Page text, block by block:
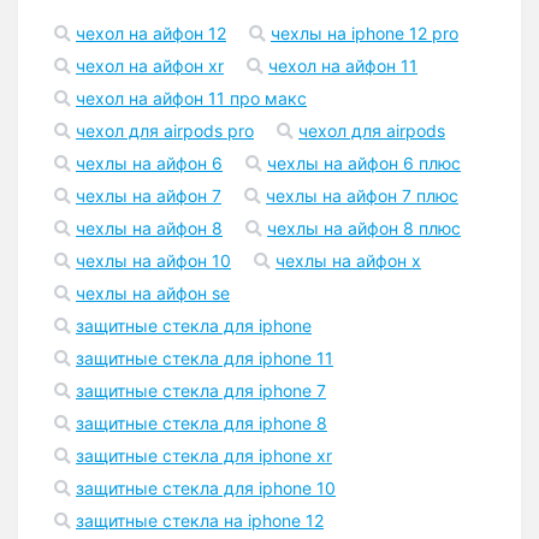
чехол на айфон 12
чехлы на iphone 12 pro
чехол на айфон xr
чехол на айфон 11
чехол на айфон 11 про макс
чехол для airpods pro
чехол для airpods
чехлы на айфон 6
чехлы на айфон 6 плюс
чехлы на айфон 7
чехлы на айфон 7 плюс
чехлы на айфон 8
чехлы на айфон 8 плюс
чехлы на айфон 10
чехлы на айфон x
чехлы на айфон se
защитные стекла для iphone
защитные стекла для iphone 11
защитные стекла для iphone 7
защитные стекла для iphone 8
защитные стекла для iphone xr
защитные стекла для iphone 10
защитные стекла на iphone 12